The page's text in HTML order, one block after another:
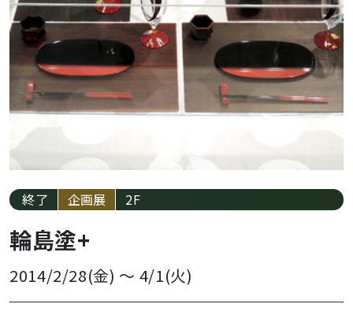
終了 企画展 2F
輪島塗+
2014/2/28(金) ～ 4/1(火)